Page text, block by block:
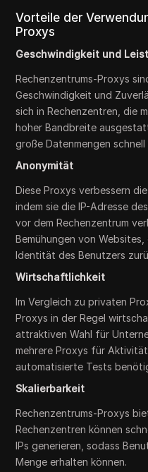
Vorteile der
Proxys
Geschwindigkeit und
Rechenzentrums-Proxys
Geschwindigkeit und
sich in Rechenzentren, die
hoher Bandbreite
große Datenmengen
Anonymität
Diese Proxys verbessern
indem sie die IP-Adresse
vor dem Rechenzentrum
Bemühungen von
Identität des Benutzers
Wirtschaftlichkeit
Im Vergleich zu privaten
Proxys in der Regel
attraktiven Wahl für
mehrere Proxys für
automatisierte Tests
Skalierbarkeit
Rechenzentrums-Proxys
Rechenzentren können
IPs generieren, sodass
Menge erhalten können.